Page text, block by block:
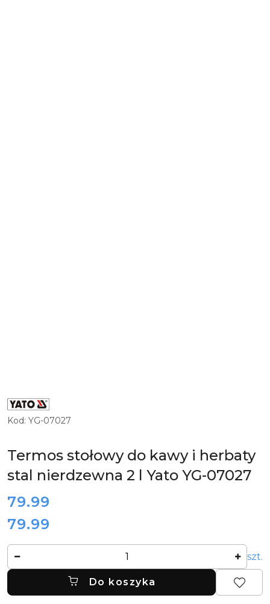
ZOBACZ
PRODUKTY
MARKI
YATO
Kod: YG-07027
Termos stołowy do kawy i herbaty
stal nierdzewna 2 l Yato YG-07027
cena:
79.99
Cena:
79.99
szt.
Do koszyka